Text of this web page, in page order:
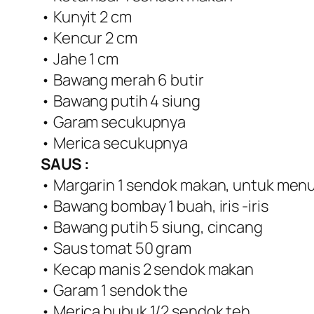
• Kunyit 2 cm
• Kencur 2 cm
• Jahe 1 cm
• Bawang merah 6 butir
• Bawang putih 4 siung
• Garam secukupnya
• Merica secukupnya
SAUS :
• Margarin 1 sendok makan, untuk
• Bawang bombay 1 buah, iris -iris
• Bawang putih 5 siung, cincang
• Saus tomat 50 gram
• Kecap manis 2 sendok makan
• Garam 1 sendok the